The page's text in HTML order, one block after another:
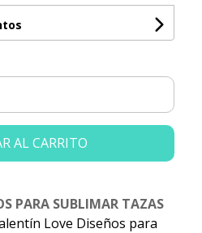
AL CARRITO
PARA SUBLIMAR TAZAS
Love Diseños para